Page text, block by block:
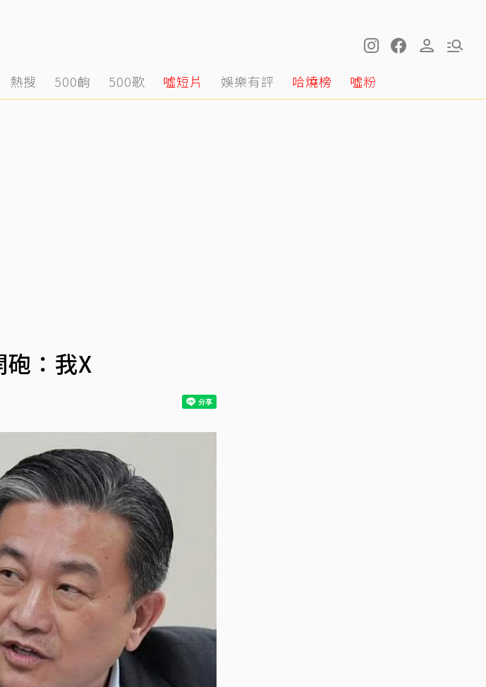
熱搜 500齣 500歌 噓短片 娛樂有評 哈燒榜 噓粉
：我X